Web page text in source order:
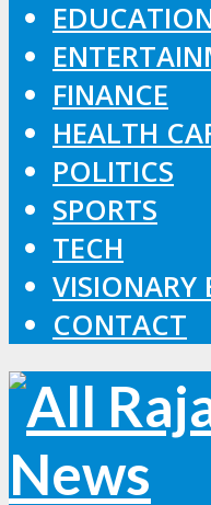
FINANCE
HEALTH
POLITICS
SPORTS
TECH
VISIONARY
CONTACT